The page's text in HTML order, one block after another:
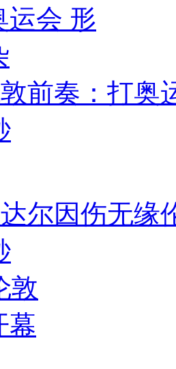
前奏：打奥
尔因伤无缘